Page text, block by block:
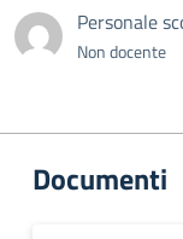
Personale
Non docente
Documenti